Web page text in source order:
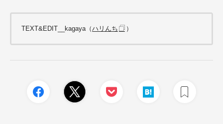
TEXT&EDIT__kagaya（ハリんち ）